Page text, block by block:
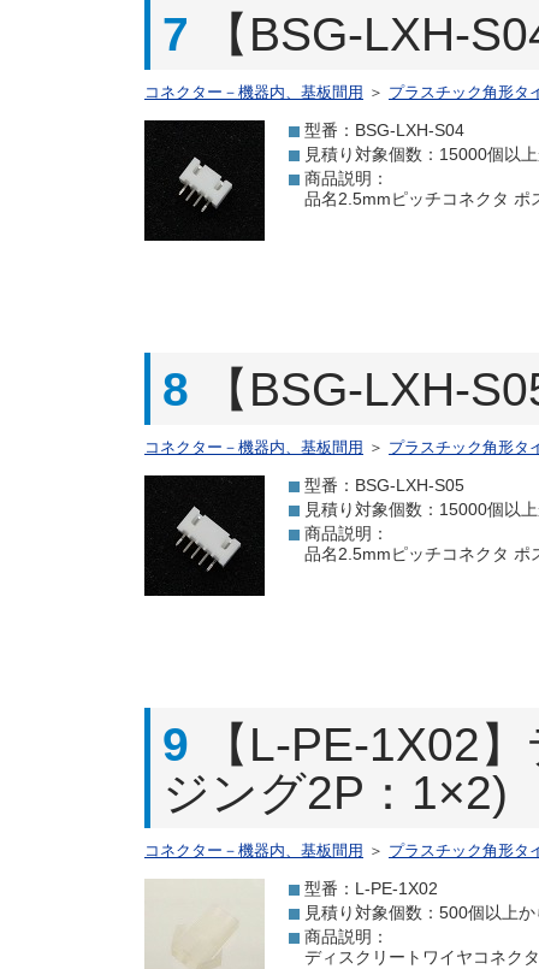
7 【BSG-LXH-
コネクター－機器内、基板間用 ＞ プラスチック角形タ
型番：BSG-LXH-S04
見積り対象個数：15000個以
商品説明：
品名2.5mmピッチコネクタ ポ
8 【BSG-LXH-
コネクター－機器内、基板間用 ＞ プラスチック角形タ
型番：BSG-LXH-S05
見積り対象個数：15000個以
商品説明：
品名2.5mmピッチコネクタ ポ
9
【L-PE-1X02
ジング2P：1×2)
コネクター－機器内、基板間用 ＞ プラスチック角形タ
型番：L-PE-1X02
見積り対象個数：500個以上か
商品説明：
ディスクリートワイヤコネク